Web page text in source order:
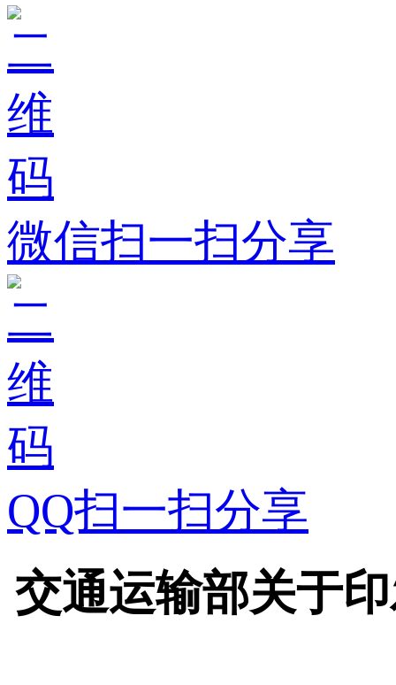
微信扫一扫分享
QQ扫一扫分享
交通运输部关于